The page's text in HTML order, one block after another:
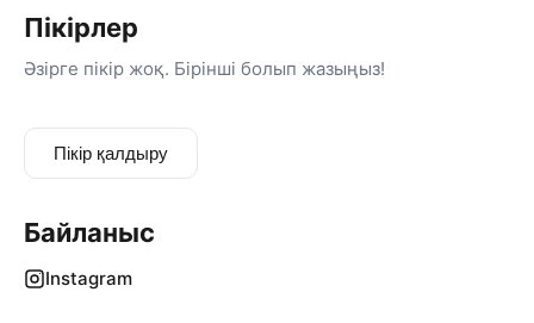
Пікірлер
Әзірге пікір жоқ. Бірінші болып жазыңыз!
Пікір қалдыру
Байланыс
Instagram